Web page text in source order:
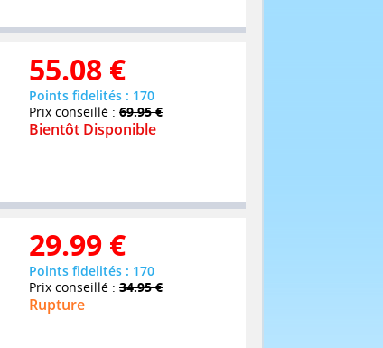
55.08 €
Points fidelités : 170
Prix conseillé : 69.95 €
Bientôt Disponible
29.99 €
Points fidelités : 170
Prix conseillé : 34.95 €
Rupture